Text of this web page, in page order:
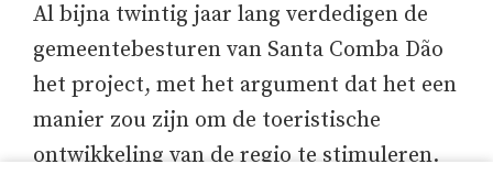
Al bijna twintig jaar lang verdedigen de
gemeentebesturen van Santa Comba Dão
het project, met het argument dat het een
manier zou zijn om de toeristische
ontwikkeling van de regio te stimuleren.